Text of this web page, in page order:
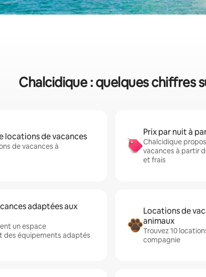
Chalcidique : quelques chiffres
locations de vacances
de vacances à
Prix par nuit à
Chalcidique
vacances à partir
et frais
adaptées aux
un espace
des équipements adaptés
Locations de
animaux
Trouvez 10
compagnie